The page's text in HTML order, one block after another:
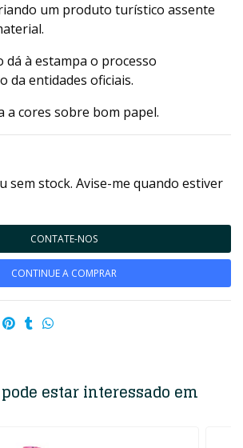
um produto turístico assente
dá à estampa o processo
da entidades oficiais.
a cores sobre bom papel.
sem stock. Avise-me quando estiver
CONTATE-NOS
CONTINUE A COMPRAR
estar interessado em